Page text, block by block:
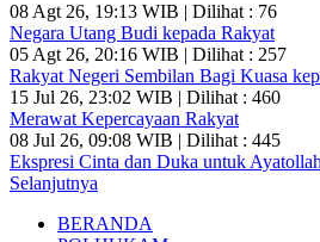
08 Agt 26, 19:13 WIB | Dilihat : 76
Negara Utang Budi kepada Rakyat
05 Agt 26, 20:16 WIB | Dilihat : 257
Rakyat Negeri Sembilan Bagi Kuasa
15 Jul 26, 23:02 WIB | Dilihat : 460
Merawat Kepercayaan Rakyat
08 Jul 26, 09:08 WIB | Dilihat : 445
Ekspresi Cinta dan Duka untuk
Selanjutnya
BERANDA